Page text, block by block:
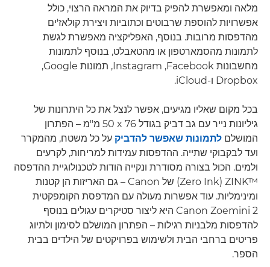
מלאה ומאפשרת להפיק בדיוק את המראה הרצוי, כולל
אפשרויות להוספת שרבוטים וכתוביות ויצירת קולאז'ים
מהדפסות מרובות. בנוסף, האפליקציה מאפשרת לגשת
לתמונות מהסמארטפון או מהטאבלט, בנוסף לתמונות
מחשבונות Facebook‏, Instagram, תמונות Google,
בכל מקום שאליו מגיעים, אפשר לנצל את כל היתרונות של
גיליונות נייר עם גב דביק בגודל ‎50 x 76 מ"מ – הפתרון
המושלם לתמונות שאפשר להדביק על כל משטח, מהמקרר
ועד לבקבוקי שתייה. ההדפסות עמידות למריחות, לקרעים
ולמים. הכול בצורה מסודרת ונקייה הודות לטכנולוגיית ההדפסה
ZINK™‎ ‏(Zero Ink) של Canon – גם האריזות הן קטנות
ומינימליות. עוד אפשרות מעולה עם המדפסת הקומפקטית
Canon Zoemini 2 היא ליצור סטיקרים עגולים בנוסף
להדפסות מלבניות רגילות – הפתרון המושלם לסימון ולתיוג
פריטים ברחבי הבית ולשימוש בפרויקטים של הילדים בבית
הספר.